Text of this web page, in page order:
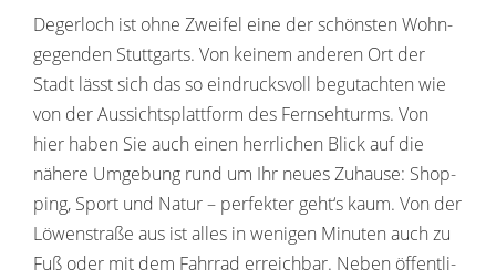
Deger­loch ist ohne Zweifel eine der schönsten Wohn­
ge­genden Stutt­garts. Von keinem anderen Ort der
Stadt lässt sich das so eindrucks­voll begut­achten wie
von der Aussichts­platt­form des Fern­seh­turms. Von
hier haben Sie auch einen herr­li­chen Blick auf die
nähere Umge­bung rund um Ihr neues Zuhause: Shop­
ping, Sport und Natur – perfekter geht‘s kaum. Von der
Löwen­straße aus ist alles in wenigen Minuten auch zu
Fuß oder mit dem Fahrrad erreichbar. Neben öffent­li­